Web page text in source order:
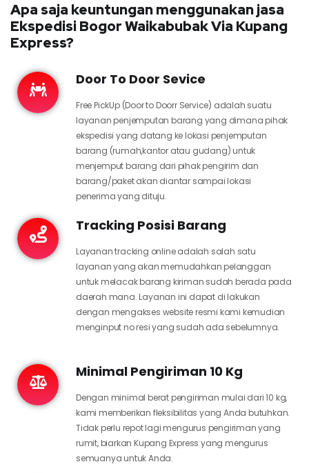
Apa saja keuntungan menggunakan jasa
Ekspedisi Bogor Waikabubak Via Kupang
Express?
Door To Door Sevice
Free PickUp (Door to Doorr Service) adalah suatu
layanan penjemputan barang yang dimana pihak
ekspedisi yang datang ke lokasi penjemputan
barang (rumah,kantor atau gudang) untuk
menjemput barang dari pihak pengirim dan
barang/paket akan diantar sampai lokasi
penerima yang dituju.
Tracking Posisi Barang
Layanan tracking online adalah salah satu
layanan yang akan memudahkan pelanggan
untuk melacak barang kiriman sudah berada pada
daerah mana. Layanan ini dapat di lakukan
dengan mengakses website resmi kami kemudian
menginput no resi yang sudah ada sebelumnya.
Minimal Pengiriman 10 Kg
Dengan minimal berat pengiriman mulai dari 10 kg,
kami memberikan fleksibilitas yang Anda butuhkan.
Tidak perlu repot lagi mengurus pengiriman yang
rumit, biarkan Kupang Express yang mengurus
semuanya untuk Anda.